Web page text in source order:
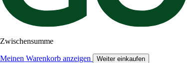
Zwischensumme
Meinen Warenkorb anzeigen Weiter einkaufen